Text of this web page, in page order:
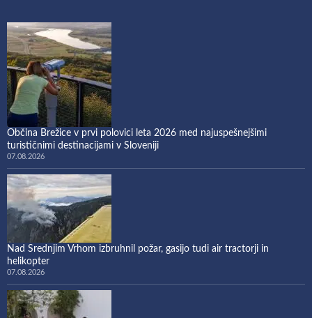
Občina Brežice v prvi polovici leta 2026 med najuspešnejšimi
turističnimi destinacijami v Sloveniji
07.08.2026
Nad Srednjim Vrhom izbruhnil požar, gasijo tudi air tractorji in
helikopter
07.08.2026